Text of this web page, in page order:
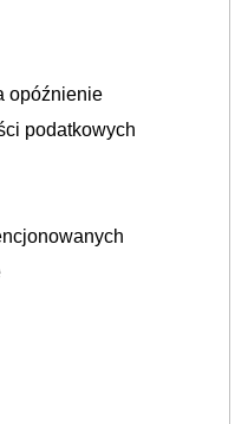
opóźnienie
podatkowych